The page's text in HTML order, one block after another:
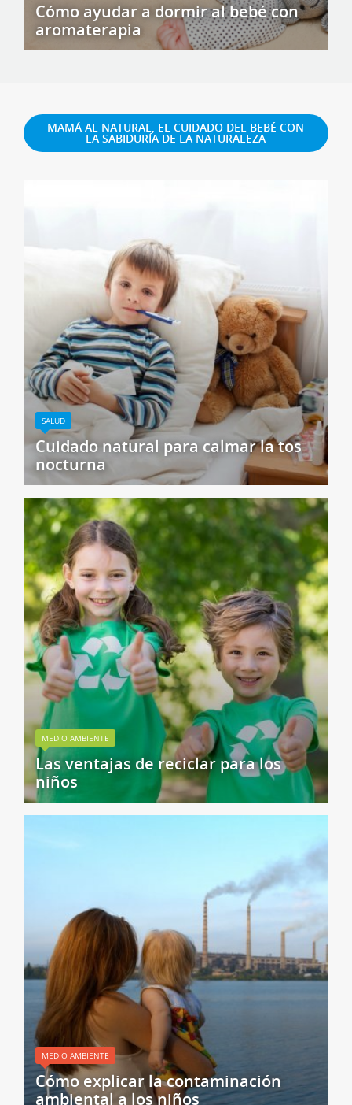
Cómo ayudar a dormir al bebé con
aromaterapia
MAMÁ AL NATURAL, EL CUIDADO DEL BEBÉ CON
LA SABIDURÍA DE LA NATURALEZA
SALUD
Cuidado natural para calmar la tos
nocturna
MEDIO AMBIENTE
Las ventajas de reciclar para los
niños
MEDIO AMBIENTE
Cómo explicar la contaminación
ambiental a los niños